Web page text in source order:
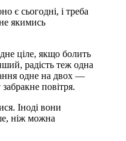
є сьогодні, і треба
якимись
ціле, якщо болить
радість теж одна
одне на двох —
повітря.
Іноді вони
ніж можна